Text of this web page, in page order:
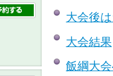
大会後
大会結果
飯綱大